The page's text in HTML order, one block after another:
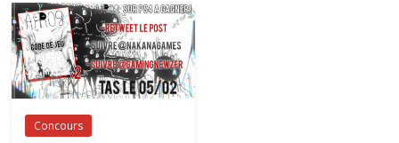
Concours